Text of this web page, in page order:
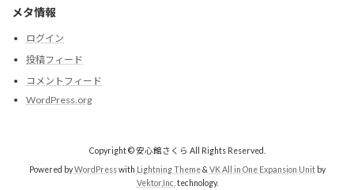
メタ情報
ログイン
投稿フィード
コメントフィード
WordPress.org
Copyright © 安心館さくら All Rights Reserved.
Powered byWordPresswith Lightning Theme& VK All in One Expansion Unitby
Vektor,Inc. technology.